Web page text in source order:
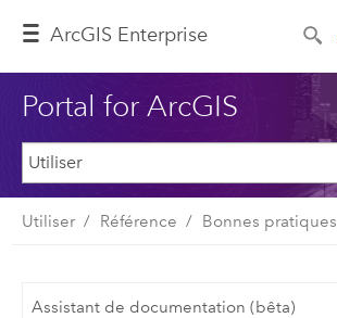
ArcGIS Enterprise
Portal for ArcGIS
Utiliser Référence Bonnes pratiques
Assistant de documentation (bêta)